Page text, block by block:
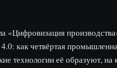
«Цифровизация
как четвёртая
технологии её образуют, на